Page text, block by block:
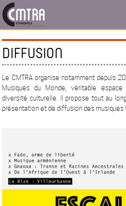
DIFFUSION
Le CMTRA organise notamment depuis
Musiques du Monde, véritable
diversité culturelle. Il propose tout au
présentation et de diffusion des musiques